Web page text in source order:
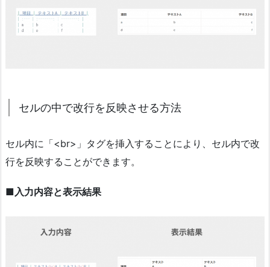
セルの中で改行を反映させる方法
セル内に「<br>」タグを挿入することにより、セル内で改
行を反映することができます。
■入力内容と表示結果